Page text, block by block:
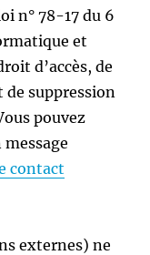
n° 78-17 du 6
et
d’accès, de
suppression
pouvez
contact
externes) ne